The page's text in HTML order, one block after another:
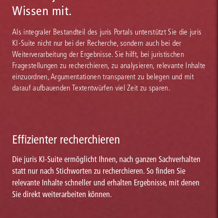
Wissen mit.
Als integraler Bestandteil des juris Portals unterstützt Sie die juris
KI-Suite nicht nur bei der Recherche, sondern auch bei der
Weiterverarbeitung der Ergebnisse. Sie hilft, bei juristischen
Fragestellungen zu recherchieren, zu analysieren, relevante Inhalte
einzuordnen, Argumentationen transparent zu belegen und mit
darauf aufbauenden Textentwürfen viel Zeit zu sparen.
Effizienter recherchieren
Die juris KI-Suite ermöglicht Ihnen, nach ganzen Sachverhalten
statt nur nach Stichworten zu recherchieren. So finden Sie
relevante Inhalte schneller und erhalten Ergebnisse, mit denen
Sie direkt weiterarbeiten können.